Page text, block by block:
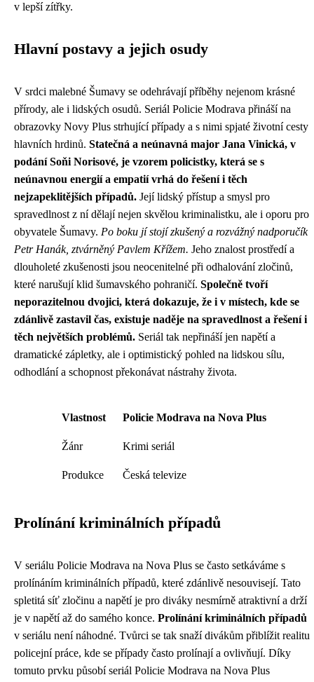
v lepší zítřky.
Hlavní postavy a jejich osudy
V srdci malebné Šumavy se odehrávají příběhy nejenom krásné
přírody, ale i lidských osudů. Seriál Policie Modrava přináší na
obrazovky Novy Plus strhující případy a s nimi spjaté životní cesty
hlavních hrdinů. Statečná a neúnavná major Jana Vinická, v
podání Soňi Norisové, je vzorem policistky, která se s
neúnavnou energií a empatií vrhá do řešení i těch
nejzapeklitějších případů. Její lidský přístup a smysl pro
spravedlnost z ní dělají nejen skvělou kriminalistku, ale i oporu pro
obyvatele Šumavy. Po boku jí stojí zkušený a rozvážný nadporučík
Petr Hanák, ztvárněný Pavlem Křížem. Jeho znalost prostředí a
dlouholeté zkušenosti jsou neocenitelné při odhalování zločinů,
které narušují klid šumavského pohraničí. Společně tvoří
neporazitelnou dvojici, která dokazuje, že i v místech, kde se
zdánlivě zastavil čas, existuje naděje na spravedlnost a řešení i
těch největších problémů. Seriál tak nepřináší jen napětí a
dramatické zápletky, ale i optimistický pohled na lidskou sílu,
odhodlání a schopnost překonávat nástrahy života.
Vlastnost Policie Modrava na Nova Plus
Žánr Krimi seriál
Produkce Česká televize
Prolínání kriminálních případů
V seriálu Policie Modrava na Nova Plus se často setkáváme s
prolínáním kriminálních případů, které zdánlivě nesouvisejí. Tato
spletitá síť zločinu a napětí je pro diváky nesmírně atraktivní a drží
je v napětí až do samého konce. Prolínání kriminálních případů
v seriálu není náhodné. Tvůrci se tak snaží divákům přiblížit realitu
policejní práce, kde se případy často prolínají a ovlivňují. Díky
tomuto prvku působí seriál Policie Modrava na Nova Plus